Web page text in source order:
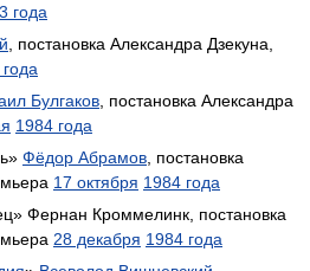
года
, постановка Александра Дзекуна,
Булгаков , постановка Александра
1984 года
Фёдор Абрамов , постановка
17 октября 1984 года
Фернан Кроммелинк, постановка
28 декабря 1984 года